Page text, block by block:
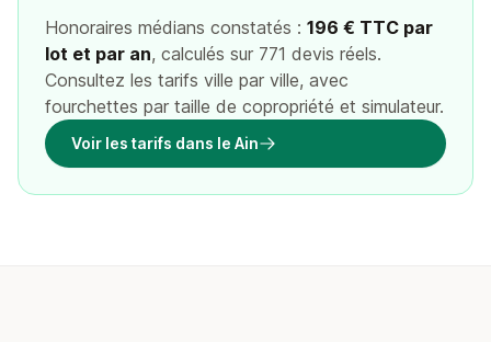
Honoraires médians constatés : 196 € TTC par
lot et par an, calculés sur 771 devis réels.
Consultez les tarifs ville par ville, avec
fourchettes par taille de copropriété et simulateur.
Voir les tarifs dans le Ain